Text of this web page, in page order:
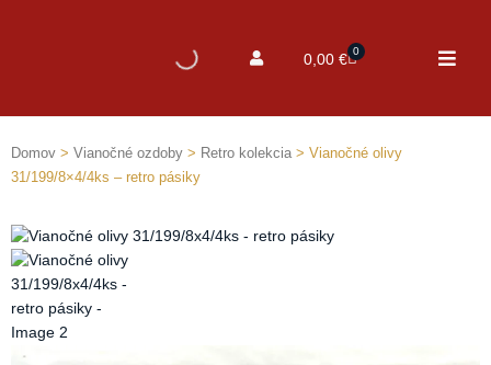
0,00€ 0
Cart
Domov > Vianočné ozdoby > Retro kolekcia > Vianočné olivy
31/199/8×4/4ks – retro pásiky